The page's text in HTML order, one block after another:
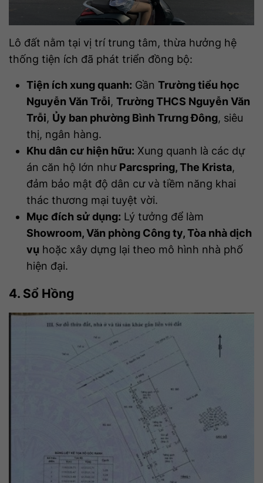
Lô đất nằm tại vị trí trung tâm, thừa hưởng hệ
thống tiện ích đã phát triển đồng bộ:
Tiện ích xung quanh: Gần Trường tiểu học
Nguyễn Văn Trỗi, Trường THCS Nguyễn Văn
Trỗi, Ủy ban phường Bình Trưng Đông, siêu
thị, ngân hàng.
Khu dân cư hiện hữu: Xung quanh là các dự
án căn hộ lớn như Parcspring, The Krista,
đảm bảo mật độ dân cư và tiềm năng khai
thác thương mại tuyệt vời.
Mục đích sử dụng: Lý tưởng để làm
Showroom, Văn phòng Công ty, Tòa nhà dịch
vụ hoặc xây dựng lại theo mô hình nhà phố
hiện đại.
4. Sổ Hồng